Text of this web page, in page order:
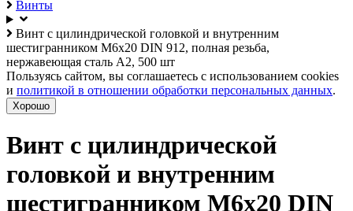
Винты
Винт с цилиндрической головкой и внутренним
шестигранником М6х20 DIN 912, полная резьба,
нержавеющая сталь А2, 500 шт
Пользуясь сайтом, вы соглашаетесь с использованием cookies
и политикой в отношении обработки персональных данных.
Хорошо
Винт с цилиндрической
головкой и внутренним
шестигранником М6х20 DIN